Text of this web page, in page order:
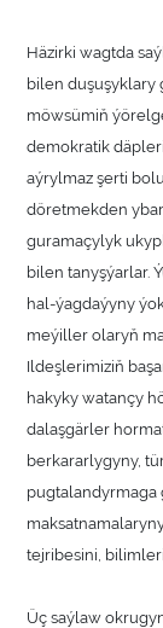
Häzirki wagtda
bilen duşuşyklary
möwsümiň
demokratik
aýrylmaz şerti
döretmekden
guramaçylyk
bilen tanyşýarlar.
hal-ýagdaýyny
meýiller olaryň
Ildeşlerimiziň
hakyky watançy
dalaşgärler
berkararlygyny,
tejribesini,
Üç saýlaw